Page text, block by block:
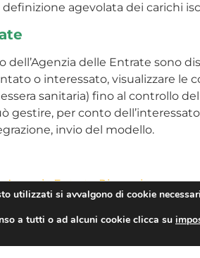
agevolata dei carichi
dell’Agenzia delle Entrate sono
o interessato, visualizzare
sanitaria) fino al controllo
gestire, per conto
invio del modello.
Agenzia Entrate Riscossione:
utilizzati si avvalgono di cookie
a tutti o ad alcuni cookie clicca su